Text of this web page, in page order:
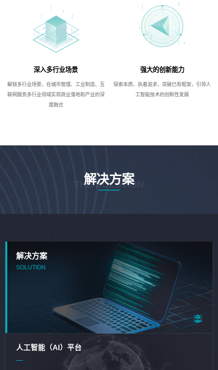
深入多行业场景
解锁多行业场景，在城市管理、工业制造、互
联网服务多行业领域实现商业落地和产业的深
度融合
强大的创新能力
探索本质、执着追求，突破已有框架，引领人
工智能技术的创新性发展
解决方案
THE SOLUTION
解决方案
SOLUTION
人工智能（AI）平台